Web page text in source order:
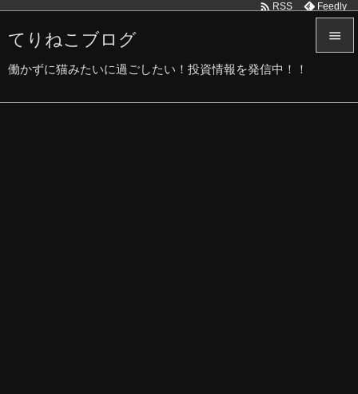
てりねこブログ
働かずに猫みたいに過ごしたい！投資情報を発信中！！

 RSS Feedly